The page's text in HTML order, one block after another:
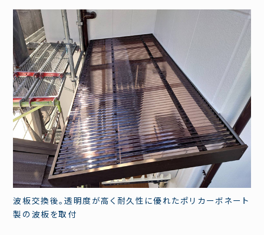
波板交換後。透明度が高く耐久性に優れたポリカーボネート
製の波板を取付